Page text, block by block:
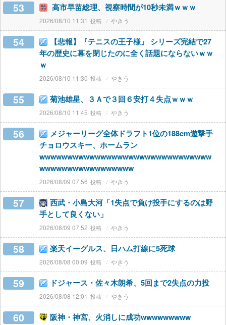
53 高市早苗総理、視察時間が10秒未満ｗｗｗ
2026/08/10 11:31 やきう
54
【悲報】『テニスの王子様』 シリーズ完結で27
年の歴史に幕を閉じたのに全く話題にならないｗｗ
ｗ
2026/08/10 11:30 やきう
55 菊池雄星、３Ａで３回６安打４失点ｗｗｗ
2026/08/10 11:45 やきう
56
メジャーリーグ全体ドラフト1位の188cm遊撃手
チョロウスキー、ホームラン
wwwwwwwwwwwwwwwwwwwwwwwwwwwwwww
wwwwwwwwwwwwwwwww
2026/08/09 07:56 やきう
57
西武・小島大河「1失点で負け投手にするのは野
手として良くない」
2026/08/09 07:52 やきう
58 楽天イーグルス、日ハム打線に5死球
2026/08/08 00:09 やきう
59 ドジャース・佐々木朗希、5回まで2失点の力投
2026/08/08 12:01 やきう
60 阪神・神宮、火消しに成功wwwwwwwww